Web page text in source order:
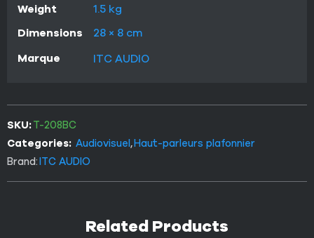
Weight
1.5 kg
Dimensions
28 × 8 cm
Marque
ITC AUDIO
SKU:T-208BC
Categories: Audiovisuel,Haut-parleurs plafonnier
Brand:ITC AUDIO
Related Products